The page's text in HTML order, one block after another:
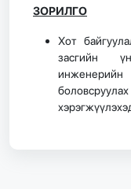
ЗОРИЛГО
Хот
засгийн